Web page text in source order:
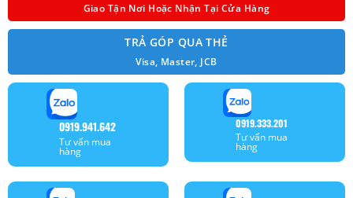
Giao Tận Nơi Hoặc Nhận Tại Cửa Hàng
TRẢ GÓP QUA THẺ
Visa, Master, JCB
0919.941.642
Tư vấn mua
hàng
0919.333.201
Tư vấn mua
hàng